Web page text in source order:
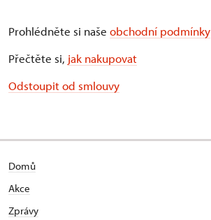
Prohlédněte si naše obchodní podmínky
Přečtěte si, jak nakupovat
Odstoupit od smlouvy
Domů
Akce
Zprávy